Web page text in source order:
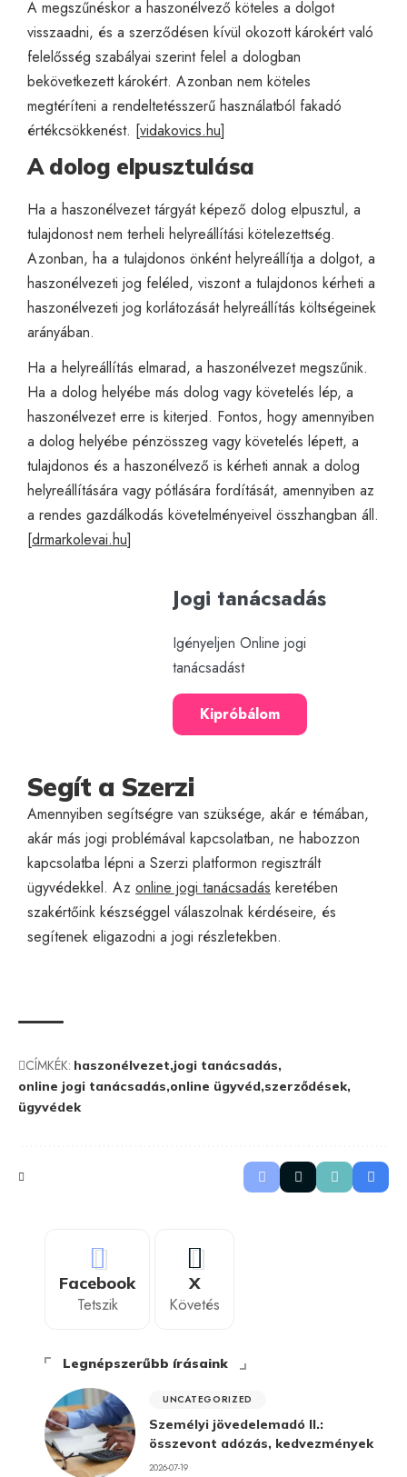
A megszűnéskor a haszonélvező köteles a dolgot
visszaadni, és a szerződésen kívül okozott károkért való
felelősség szabályai szerint felel a dologban
bekövetkezett károkért. Azonban nem köteles
megtéríteni a rendeltetésszerű használatból fakadó
értékcsökkenést. [vidakovics.hu]
A dolog elpusztulása
Ha a haszonélvezet tárgyát képező dolog elpusztul, a
tulajdonost nem terheli helyreállítási kötelezettség.
Azonban, ha a tulajdonos önként helyreállítja a dolgot, a
haszonélvezeti jog feléled, viszont a tulajdonos kérheti a
haszonélvezeti jog korlátozását helyreállítás költségeinek
arányában.
Ha a helyreállítás elmarad, a haszonélvezet megszűnik.
Ha a dolog helyébe más dolog vagy követelés lép, a
haszonélvezet erre is kiterjed. Fontos, hogy amennyiben
a dolog helyébe pénzösszeg vagy követelés lépett, a
tulajdonos és a haszonélvező is kérheti annak a dolog
helyreállítására vagy pótlására fordítását, amennyiben az
a rendes gazdálkodás követelményeivel összhangban áll.
[drmarkolevai.hu]
Jogi tanácsadás
Igényeljen Online jogi
tanácsadást
Kipróbálom
Segít a Szerzi
Amennyiben segítségre van szüksége, akár e témában,
akár más jogi problémával kapcsolatban, ne habozzon
kapcsolatba lépni a Szerzi platformon regisztrált
ügyvédekkel. Az online jogi tanácsadás keretében
szakértőink készséggel válaszolnak kérdéseire, és
segítenek eligazodni a jogi részletekben.
CÍMKÉK: haszonélvezet jogi tanácsadás
online jogi tanácsadás online ügyvéd szerződések
ügyvédek
Facebook
Tetszik
X
Követés
Legnépszerűbb írásaink
UNCATEGORIZED
Személyi jövedelemadó II.:
összevont adózás, kedvezmények
2026-07-19